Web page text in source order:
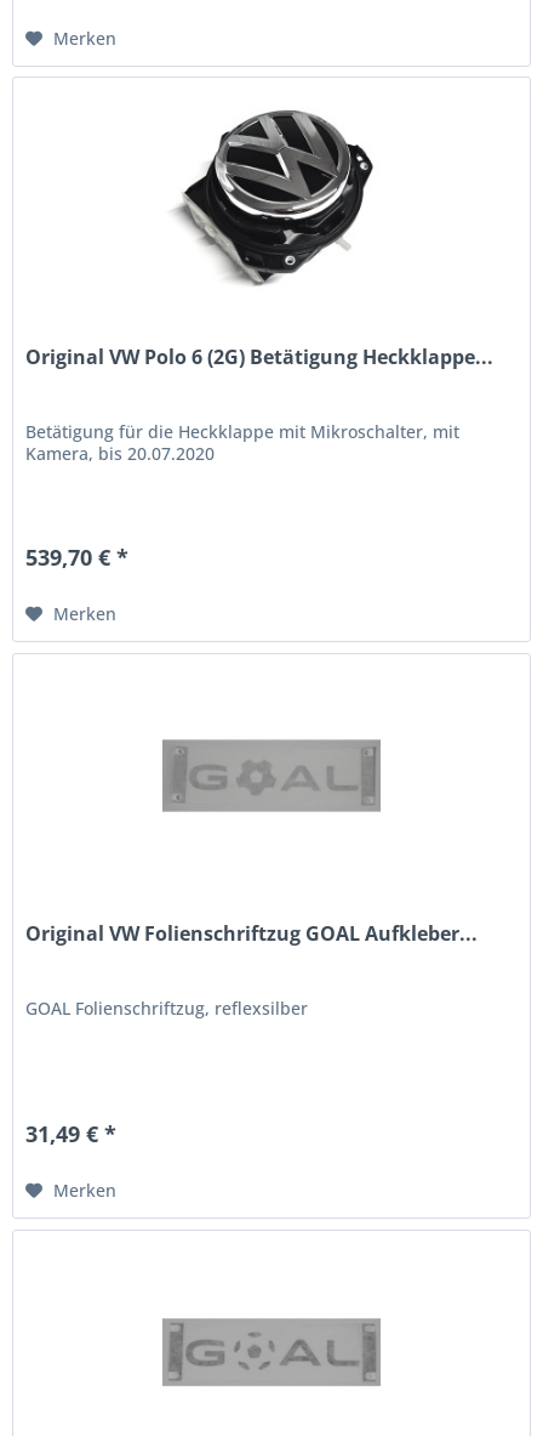
Merken
Original VW Polo 6 (2G) Betätigung Heckklappe...
Betätigung für die Heckklappe mit Mikroschalter, mit
Kamera, bis 20.07.2020
539,70 € *
Merken
Original VW Folienschriftzug GOAL Aufkleber...
GOAL Folienschriftzug, reflexsilber
31,49 € *
Merken